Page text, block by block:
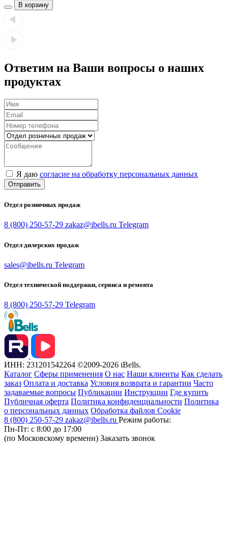
В корзину
Ответим на Ваши вопросы о наших
продуктах
Я даю согласие на обработку персональных данных
Отправить
Отдел розничных продаж
8 (800) 250-57-29 zakaz@ibells.ru Telegram
Отдел дилерских продаж
sales@ibells.ru Telegram
Отдел технической поддержки, сервиса и ремонта
8 (800) 250-57-29 Telegram
ИНН: 231201542264 ©2009-2026 iBells.
Каталог Сферы применения О нас Наши клиенты Как сделать
заказ Оплата и доставка Условия возврата и гарантии Часто
задаваемые вопросы Публикации Инструкции Где купить
Публичная оферта Политика конфиденциальности Политика
о персональных данных Обработка файлов Cookie
8 (800) 250-57-29 zakaz@ibells.ru Режим работы:
Пн-Пт: с 8:00 до 17:00
(по Московскому времени) Заказать звонок